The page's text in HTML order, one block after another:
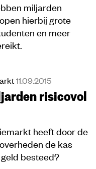
miljarden
hierbij grote
en meer
11.09.2015
risicovol
heeft door de
de kas
besteed?